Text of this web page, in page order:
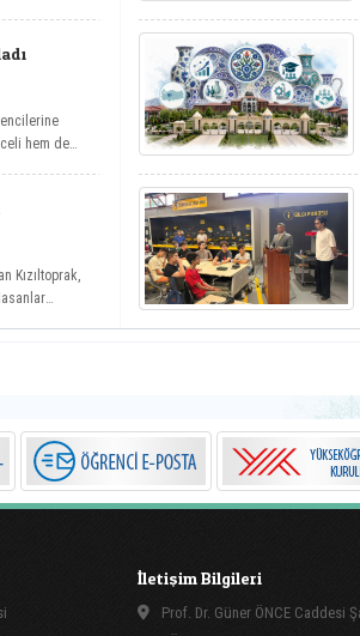
hem de
Kızıltoprak,
İletişim Bilgileri
Prof. Dr. Güner ÖNCE Caddesi